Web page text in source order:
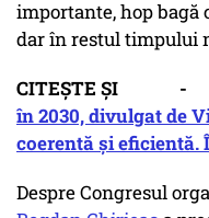
importante, hop bagă
dar în restul timpului
CITEȘTE
în 2030, divulgat de
coerentă și eficientă.
Despre Congresul